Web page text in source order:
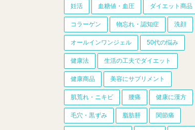
妊活 血糖値・血圧 ダイエット商品
コラーゲン 物忘れ・認知症 洗顔
オールインワンジェル 50代の悩み
健康法 生活の工夫でダイエット
健康商品 美容にサプリメント
肌荒れ・ニキビ 腰痛 健康に漢方
毛穴・黒ずみ 脂肪肝 関節痛